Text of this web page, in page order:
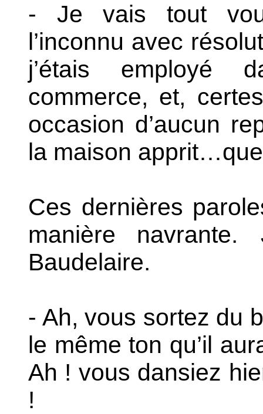
- Je vais tout
l’inconnu avec
j’étais employé
commerce, et,
occasion d’aucun
la maison
Ces dernières
manière navrante.
Baudelaire.
- Ah, vous sortez du
le même ton qu’il
Ah ! vous dansiez
!